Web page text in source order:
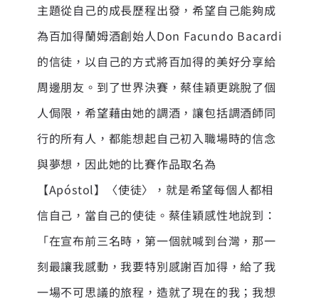
主題從自己的成長歷程出發，希望自己能夠成
為百加得蘭姆酒創始人Don Facundo Bacardi
的信徒，以自己的方式將百加得的美好分享給
周邊朋友。到了世界決賽，蔡佳穎更跳脫了個
人侷限，希望藉由她的調酒，讓包括調酒師同
行的所有人，都能想起自己初入職場時的信念
與夢想，因此她的比賽作品取名為
【Apóstol】〈使徒〉，就是希望每個人都相
信自己，當自己的使徒。蔡佳穎感性地說到：
「在宣布前三名時，第一個就喊到台灣，那一
刻最讓我感動，我要特別感謝百加得，給了我
一場不可思議的旅程，造就了現在的我；我想